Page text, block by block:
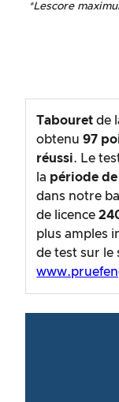
*Lescore
Tabouret de
obtenu 97
réussi. Le
la période
dans notre
de licence
plus amples
de test sur le